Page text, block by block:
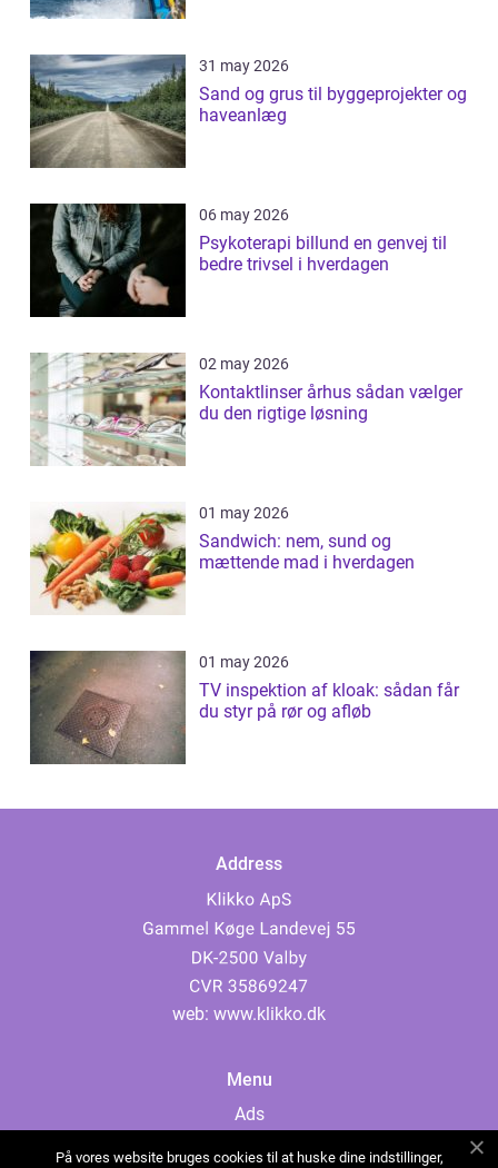
31 may 2026
Sand og grus til byggeprojekter og
haveanlæg
06 may 2026
Psykoterapi billund en genvej til
bedre trivsel i hverdagen
02 may 2026
Kontaktlinser århus sådan vælger
du den rigtige løsning
01 may 2026
Sandwich: nem, sund og
mættende mad i hverdagen
01 may 2026
TV inspektion af kloak: sådan får
du styr på rør og afløb
Address
web: www.klikko.dk
Menu
Ads
På vores website bruges cookies til at huske dine indstillinger,